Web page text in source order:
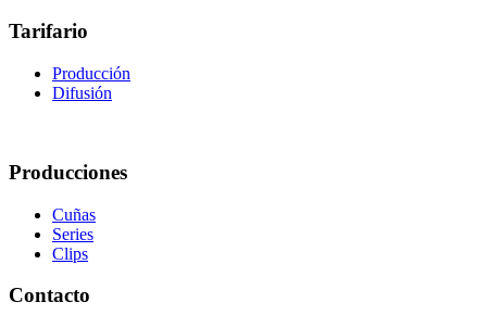
Tarifario
Producción
Difusión
Producciones
Cuñas
Series
Clips
Contacto